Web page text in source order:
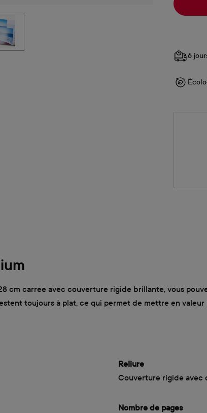
6
cm carree avec couverture rigide brillante, vous
toujours à plat, ce qui permet de mettre en
Reliure
Couverture rigide avec
Nombre de pages